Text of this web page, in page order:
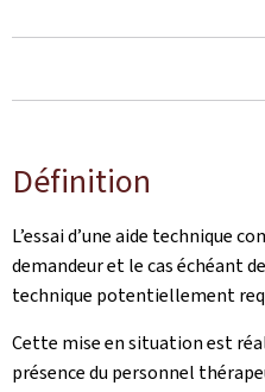
Définition
L’essai d’une aide technique
demandeur et le cas échéant
technique potentiellement
Cette mise en situation est
présence du personnel